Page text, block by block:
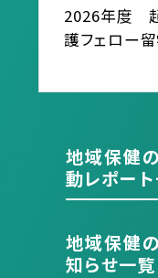
2026年度
護フェロー
地域保健
動レポー
地域保健
知らせ一覧